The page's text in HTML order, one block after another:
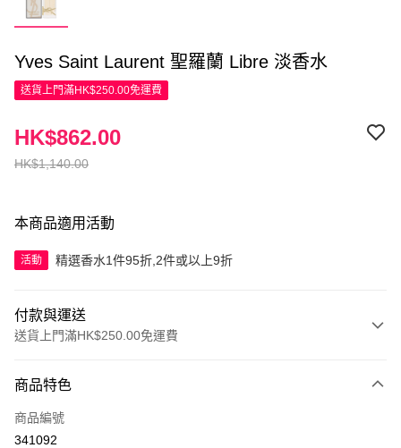
Yves Saint Laurent 聖羅蘭 Libre 淡香水
送貨上門滿HK$250.00免運費
HK$1,140.00
HK$862.00
本商品適用活動
活動 精選香水1件95折,2件或以上9折
付款與運送
送貨上門滿HK$250.00免運費
信用卡
Apple Pay
商品特色
商品編號
341092